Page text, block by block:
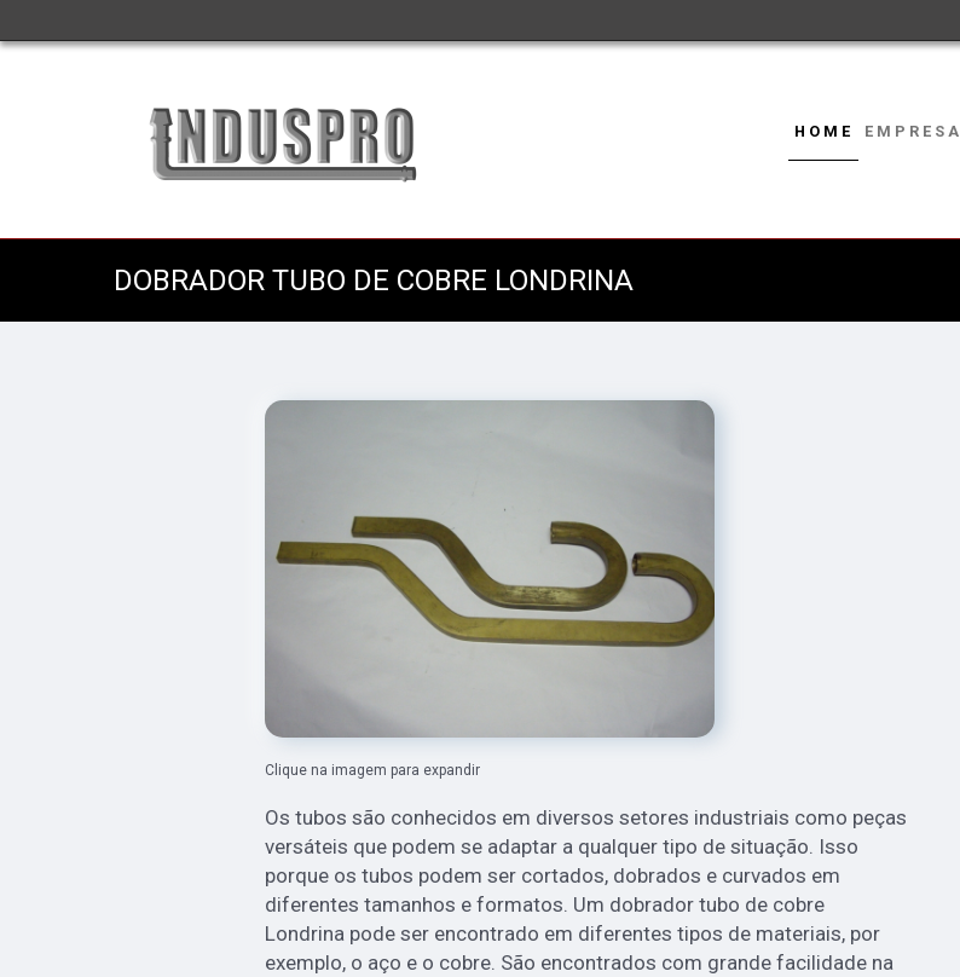
HOME EMPRESA
DOBRADOR TUBO DE COBRE LONDRINA
Clique na imagem para expandir
Os tubos são conhecidos em diversos setores industriais como peças
versáteis que podem se adaptar a qualquer tipo de situação. Isso
porque os tubos podem ser cortados, dobrados e curvados em
diferentes tamanhos e formatos. Um dobrador tubo de cobre
Londrina pode ser encontrado em diferentes tipos de materiais, por
exemplo, o aço e o cobre. São encontrados com grande facilidade na